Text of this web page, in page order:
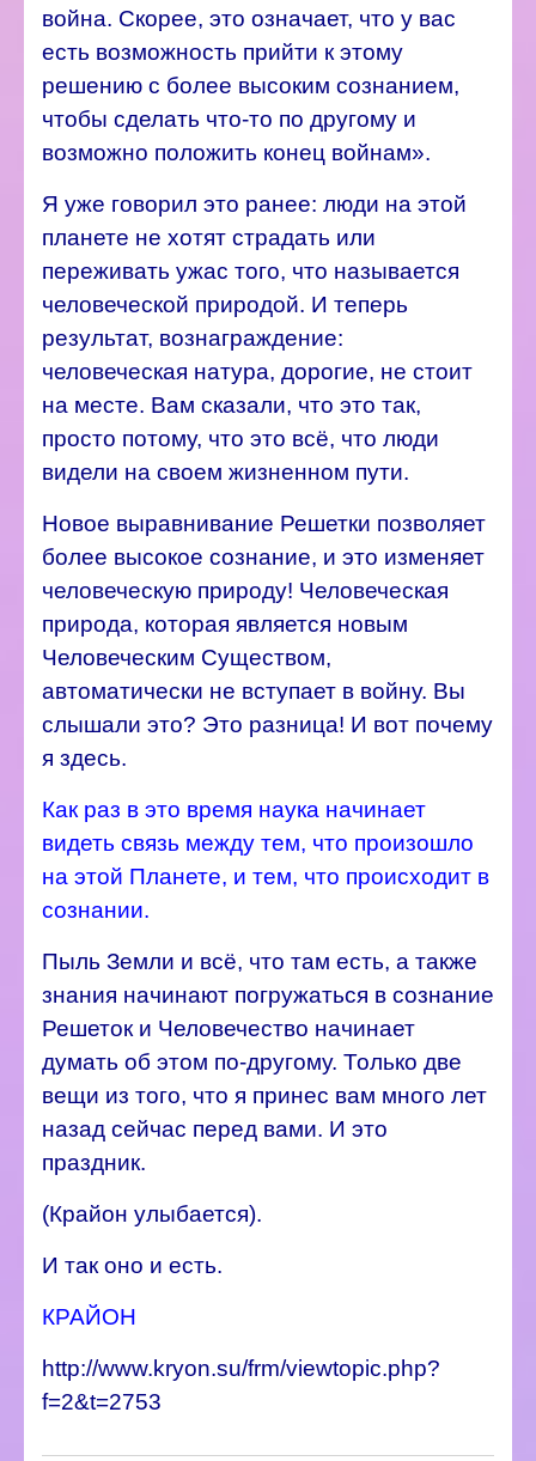
война. Скорее, это означает, что у вас
есть возможность прийти к этому
решению с более высоким сознанием,
чтобы сделать что-то по другому и
возможно положить конец войнам».
Я уже говорил это ранее: люди на этой
планете не хотят страдать или
переживать ужас того, что называется
человеческой природой. И теперь
результат, вознаграждение:
человеческая натура, дорогие, не стоит
на месте. Вам сказали, что это так,
просто потому, что это всё, что люди
видели на своем жизненном пути.
Новое выравнивание Решетки позволяет
более высокое сознание, и это изменяет
человеческую природу! Человеческая
природа, которая является новым
Человеческим Существом,
автоматически не вступает в войну. Вы
слышали это? Это разница! И вот почему
я здесь.
Как раз в это время наука начинает
видеть связь между тем, что произошло
на этой Планете, и тем, что происходит в
сознании.
Пыль Земли и всё, что там есть, а также
знания начинают погружаться в сознание
Решеток и Человечество начинает
думать об этом по-другому. Только две
вещи из того, что я принес вам много лет
назад сейчас перед вами. И это
праздник.
(Крайон улыбается).
И так оно и есть.
КРАЙОН
http://www.kryon.su/frm/viewtopic.php?
f=2&t=2753